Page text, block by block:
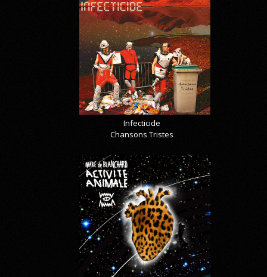
Infecticide
Chansons Tristes